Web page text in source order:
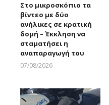
Στο μικροσκόπιο τα
βίντεο με δύο
ανήλικες σε κρατική
δομή – Έκκληση να
σταματήσει η
αναπαραγωγή του
07/08/2026